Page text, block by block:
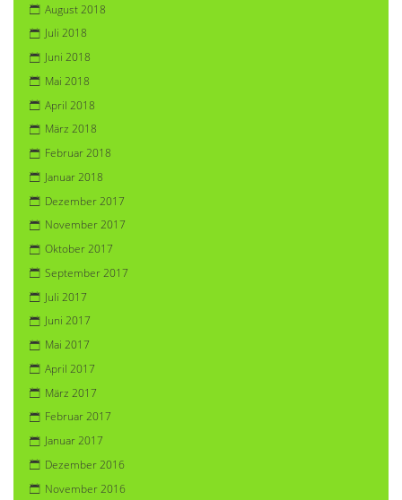
August 2018
Juli 2018
Juni 2018
Mai 2018
April 2018
März 2018
Februar 2018
Januar 2018
Dezember 2017
November 2017
Oktober 2017
September 2017
Juli 2017
Juni 2017
Mai 2017
April 2017
März 2017
Februar 2017
Januar 2017
Dezember 2016
November 2016